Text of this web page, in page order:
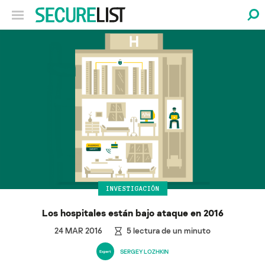
INVESTIGACIÓN
Los hospitales están bajo ataque en 2016
24 MAR 2016 5lectura de un minuto
SERGEY LOZHKIN